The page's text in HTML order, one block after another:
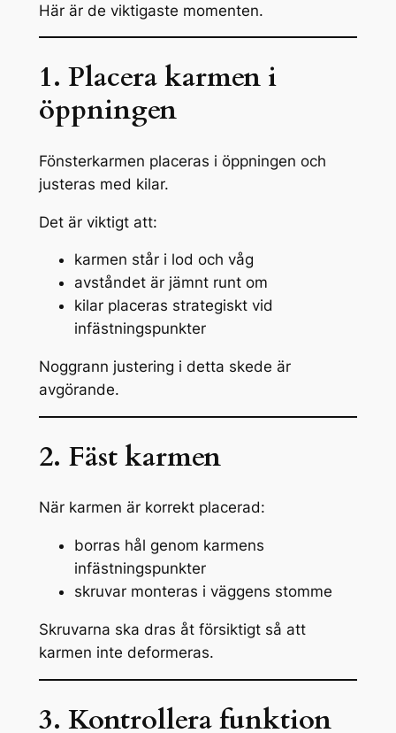
Här är de viktigaste momenten.
1. Placera karmen i
öppningen
Fönsterkarmen placeras i öppningen och
justeras med kilar.
Det är viktigt att:
karmen står i lod och våg
avståndet är jämnt runt om
kilar placeras strategiskt vid
infästningspunkter
Noggrann justering i detta skede är
avgörande.
2. Fäst karmen
När karmen är korrekt placerad:
borras hål genom karmens
infästningspunkter
skruvar monteras i väggens stomme
Skruvarna ska dras åt försiktigt så att
karmen inte deformeras.
3. Kontrollera funktion